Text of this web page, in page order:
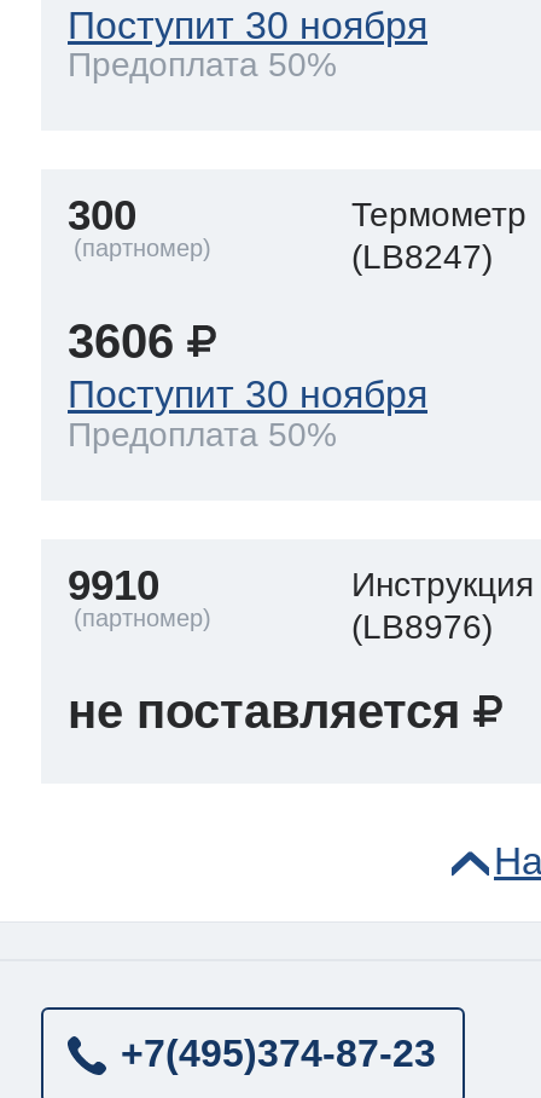
Поступит 30 ноября
Предоплата 50%
300
Термометр
(LB8247)
3606
Поступит 30 ноября
Предоплата 50%
9910
(LB8976)
не поставляется
+7(495)374-87-23